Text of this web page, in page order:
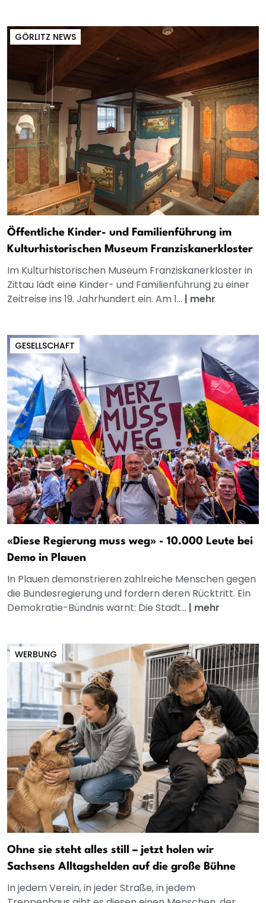
GÖRLITZ NEWS
Öffentliche Kinder- und Familienführung im
Kulturhistorischen Museum Franziskanerkloster
Im Kulturhistorischen Museum Franziskanerkloster in
Zittau lädt eine Kinder- und Familienführung zu einer
Zeitreise ins 19. Jahrhundert ein. Am 1... | mehr
GESELLSCHAFT
«Diese Regierung muss weg» - 10.000 Leute bei
Demo in Plauen
In Plauen demonstrieren zahlreiche Menschen gegen
die Bundesregierung und fordern deren Rücktritt. Ein
Demokratie-Bündnis warnt: Die Stadt... | mehr
WERBUNG
Ohne sie steht alles still – jetzt holen wir
Sachsens Alltagshelden auf die große Bühne
In jedem Verein, in jeder Straße, in jedem